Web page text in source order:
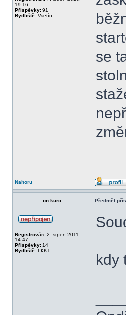
19:16
Příspěvky: 91
Bydliště: Vsetín
se
Nahoru
on.kurc Předmět
Registrován: 2. srpen 2011,
14:47
Příspěvky: 14
Bydliště: LKKT
kdy